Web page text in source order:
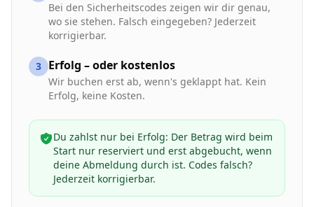
Bei den Sicherheitscodes zeigen wir dir genau,
wo sie stehen. Falsch eingegeben? Jederzeit
korrigierbar.
3 Erfolg – oder kostenlos
Wir buchen erst ab, wenn's geklappt hat. Kein
Erfolg, keine Kosten.
Du zahlst nur bei Erfolg: Der Betrag wird beim
Start nur reserviert und erst abgebucht, wenn
deine Abmeldung durch ist. Codes falsch?
Jederzeit korrigierbar.